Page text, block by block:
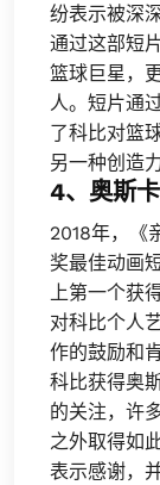
纷表示被深
通过这部短
篮球巨星，
人。短片通
了科比对篮
另一种创造
4、奥斯
2018年，《
奖最佳动画
上第一个获
对科比个人
作的鼓励和肯
科比获得奥
的关注，许
之外取得如
表示感谢，